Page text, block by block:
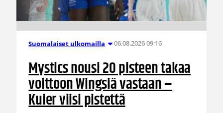
Suomalaiset ulkomailla 06.08.2026 09:16
Mystics nousi 20 pisteen takaa
voittoon Wingsiä vastaan –
Kuier viisi pistettä